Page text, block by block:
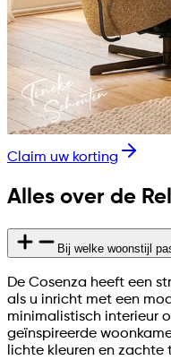
Claim uw korting
Alles over de
Bij welke woonstijl
De Cosenza heeft een
als u inricht met een
minimalistisch interieur
geïnspireerde
lichte kleuren en zachte